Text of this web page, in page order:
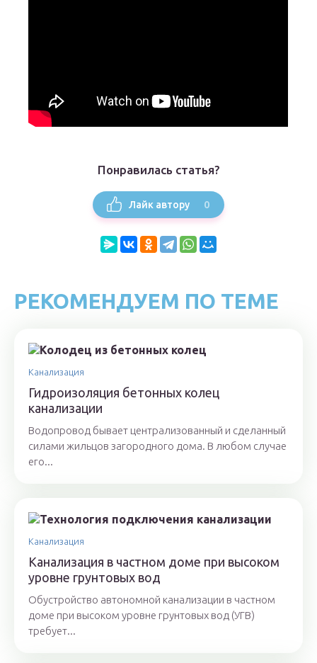
Понравилась статья?
Лайк автору 0
РЕКОМЕНДУЕМ ПО ТЕМЕ
Канализация
Гидроизоляция бетонных колец
канализации
Водопровод бывает централизованный и сделанный
силами жильцов загородного дома. В любом случае
его...
Канализация
Канализация в частном доме при высоком
уровне грунтовых вод
Обустройство автономной канализации в частном
доме при высоком уровне грунтовых вод (УГВ)
требует...